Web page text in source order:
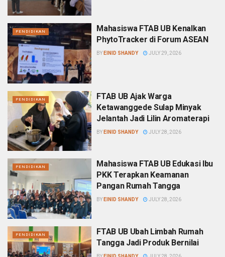
PENDIDIKAN
Mahasiswa FTAB UB Kenalkan
PhytoTracker di Forum ASEAN
BY EINID SHANDY JULY 29, 2026
PENDIDIKAN
FTAB UB Ajak Warga
Ketawanggede Sulap Minyak
Jelantah Jadi Lilin Aromaterapi
BY EINID SHANDY JULY 28, 2026
PENDIDIKAN
Mahasiswa FTAB UB Edukasi Ibu
PKK Terapkan Keamanan
Pangan Rumah Tangga
BY EINID SHANDY JULY 28, 2026
PENDIDIKAN
FTAB UB Ubah Limbah Rumah
Tangga Jadi Produk Bernilai